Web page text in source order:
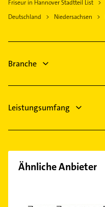
Kirchrode
Lahe
Limmer
Linden-Mitte
Linden-Süd
Marienwerder
Mittelfeld
Garbsen
Lehrte
Elektriker
Elektro Reparatur
Logopädie
Klempner
Steuerberater
Elektriker
Immobilien
Immobilienmakler
Friseur in Hannover Stadtteil List
Deutschland
Niedersachsen
Branche
Leistungsumfang
Ähnliche Anbieter